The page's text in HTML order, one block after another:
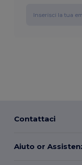
Contattaci
Aiuto or